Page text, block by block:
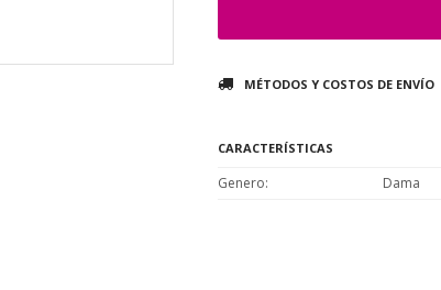
MÉTODOS Y COSTOS DE ENVÍO
CARACTERÍSTICAS
Genero Dama